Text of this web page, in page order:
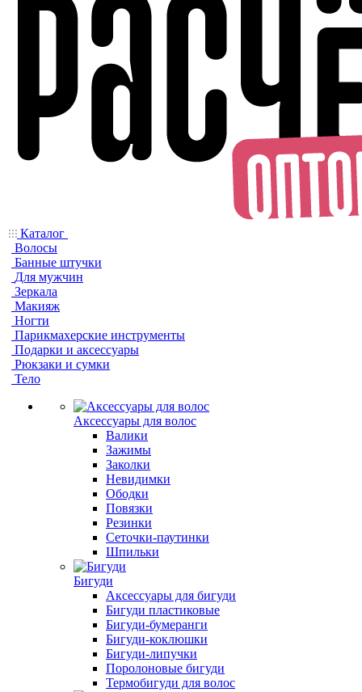
Каталог
Волосы
Банные штучки
Для мужчин
Зеркала
Макияж
Ногти
Парикмахерские инструменты
Подарки и аксессуары
Рюкзаки и сумки
Тело
Аксессуары для волос
Валики
Зажимы
Заколки
Невидимки
Ободки
Повязки
Резинки
Сеточки-паутинки
Шпильки
Бигуди
Аксессуары для бигуди
Бигуди пластиковые
Бигуди-бумеранги
Бигуди-коклюшки
Бигуди-липучки
Поролоновые бигуди
Термобигуди для волос